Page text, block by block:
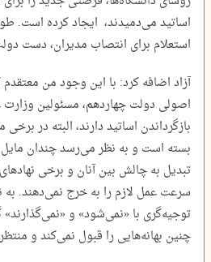
اساتید می‌دمیدند، ایجاد کرده است.
استعلام برای انتصاب مدیران، دست
آزاد اضافه کرد: با این وجود من
اصولی دولت چهاردهم، مسئولین وزارت
بازگرداندن اساتید دارند، البته در
بسته است و به نظر می‌رسد چندان
تبدیل به چالش بین آنان و برخی
سرعت عمل لازم را به خرج نمی‌دهند.
توجیه‌گری با «نمی‌شود» و
چنین بهانه‌هایی را قبول نمی‌کند و